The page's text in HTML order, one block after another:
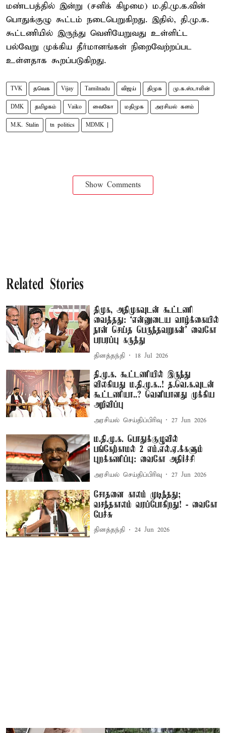
மண்டபத்தில் இன்று (சனிக் கிழமை) ம.தி.மு.க.வின்
பொதுக்குழு கூட்டம் நடைபெறுகிறது. இதில், தி.மு.க.
கூட்டணியில் இருந்து வெளியேறுவது உள்ளிட்ட
பல்வேறு முக்கிய தீர்மானங்கள் நிறைவேற்றப்பட
உள்ளதாக கூறப்படுகிறது.
TVK தவெக Vijay Tamilnadu விஜய் திமுக மு.க.ஸ்டாலின்
DMK தமிழகம் Vaiko வைகோ மதிமுக அரசியல் களம்
M.K. Stalin tn politics MDMK |
Show Comments
Related Stories
திமுக, அதிமுகவுடன் கூட்டணி
வைத்தது: ‘என்னுடைய வாழ்க்கையில்
நான் செய்த பெருந்தவறுகள்’ வைகோ
பரபரப்பு கருத்து
தினத்தந்தி 18 Jul 2026
தி.மு.க. கூட்டணியில் இருந்து
விலகியது ம.தி.மு.க..! த.வெ.க.வுடன்
கூட்டணியா..? வெளியானது முக்கிய
அறிவிப்பு
அரசியல் செய்திப்பிரிவு 27 Jun 2026
ம.தி.மு.க. பொதுக்குழுவில்
பங்கேற்காமல் 2 எம்.எல்.ஏ.க்களும்
புறக்கணிப்பு: வைகோ அதிர்ச்சி
அரசியல் செய்திப்பிரிவு 27 Jun 2026
சோதனை காலம் முடிந்தது;
வசந்தகாலம் வரப்போகிறது! - வைகோ
பேச்சு
தினத்தந்தி 24 Jun 2026